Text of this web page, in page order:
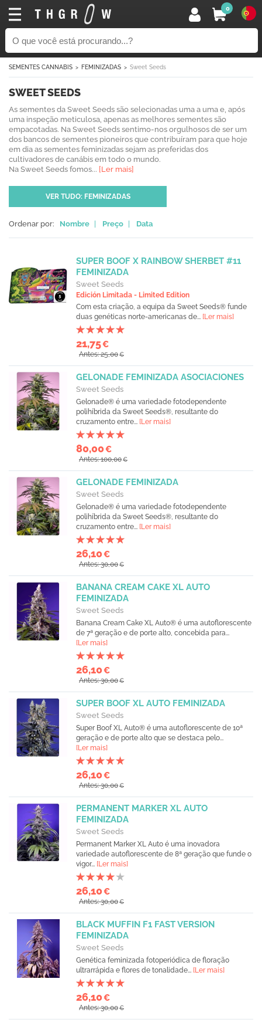
0
SEMENTES CANNABIS FEMINIZADAS Sweet Seeds
SWEET SEEDS
As sementes da Sweet Seeds são selecionadas uma a uma e, após
uma inspeção meticulosa, apenas as melhores sementes são
empacotadas. Na Sweet Seeds sentimo-nos orgulhosos de ser um
dos bancos de sementes pioneiros que contribuíram para que hoje
em dia as sementes feminizadas sejam as preferidas dos
cultivadores de canábis em todo o mundo.
Na Sweet Seeds fomos... [Ler mais]
VER TUDO: FEMINIZADAS
Ordenar por: Nombre Preço Data
SUPER BOOF X RAINBOW SHERBET #11
FEMINIZADA
Sweet Seeds
Edición Limitada - Limited Edition
Com esta criação, a equipa da Sweet Seeds® funde
duas genéticas norte-americanas de... [Ler mais]
21,75€
Antes: 25,00€
GELONADE FEMINIZADA ASOCIACIONES
Sweet Seeds
Gelonade® é uma variedade fotodependente
polihíbrida da Sweet Seeds®, resultante do
cruzamento entre... [Ler mais]
80,00€
Antes: 100,00€
GELONADE FEMINIZADA
Sweet Seeds
Gelonade® é uma variedade fotodependente
polihíbrida da Sweet Seeds®, resultante do
cruzamento entre... [Ler mais]
26,10€
Antes: 30,00€
BANANA CREAM CAKE XL AUTO
FEMINIZADA
Sweet Seeds
Banana Cream Cake XL Auto® é uma autoflorescente
de 7ª geração e de porte alto, concebida para...
[Ler mais]
26,10€
Antes: 30,00€
SUPER BOOF XL AUTO FEMINIZADA
Sweet Seeds
Super Boof XL Auto® é uma autoflorescente de 10ª
geração e de porte alto que se destaca pelo...
[Ler mais]
26,10€
Antes: 30,00€
PERMANENT MARKER XL AUTO
FEMINIZADA
Sweet Seeds
Permanent Marker XL Auto é uma inovadora
variedade autoflorescente de 8ª geração que funde o
vigor... [Ler mais]
26,10€
Antes: 30,00€
BLACK MUFFIN F1 FAST VERSION
FEMINIZADA
Sweet Seeds
Genética feminizada fotoperiódica de floração
ultrarrápida e flores de tonalidade... [Ler mais]
26,10€
Antes: 30,00€